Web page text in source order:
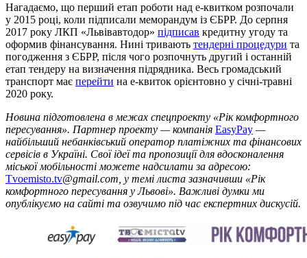
Нагадаємо, що перший етап роботи над е-квитком розпочали
у 2015 році, коли підписали меморандум із ЄБРР. До серпня
2017 року ЛКП «Львівавтодор» підписав кредитну угоду та
оформив фінансування. Нині тривають тендерні процедури та
погодження з ЄБРР, після чого розпочнуть другий і останній
етап тендеру на визначення підрядника. Весь громадський
транспорт має перейти на е-квиток орієнтовно у січні-травні
2020 року.
Новина підготовлена в межах спецпроекту «Рік комфортного
пересування». Партнер проекту — компанія EasyPay —
найбільший небанківський оператор платіжних та фінансових
сервісів в Україні. Свої ідеї та пропозиції для вдосконалення
міської мобільності можете надсилати за адресою:
Tvoemisto.tv@gmail.com, у темі листа зазначивши «Рік
комфортного пересування у Львові». Важливі думки ми
опублікуємо на сайті та озвучимо під час експертних дискусій.